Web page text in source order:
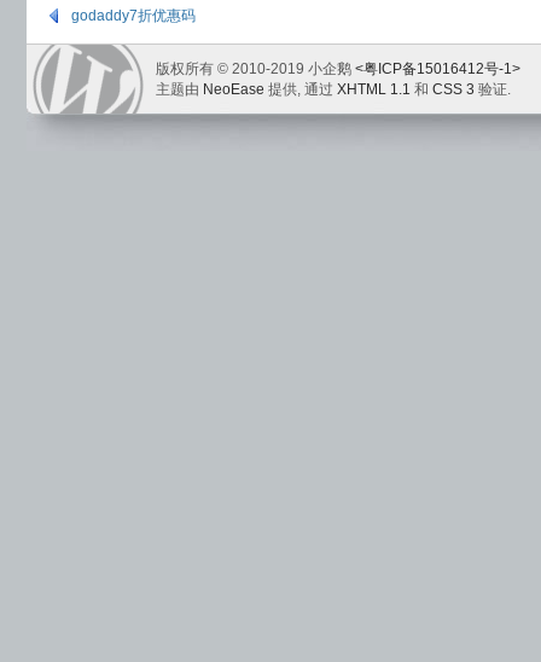
godaddy7折优惠码
版权所有 © 2010-2019 小企鹅 <粤ICP备15016412号-1>
主题由 NeoEase 提供, 通过 XHTML 1.1 和 CSS 3 验证.